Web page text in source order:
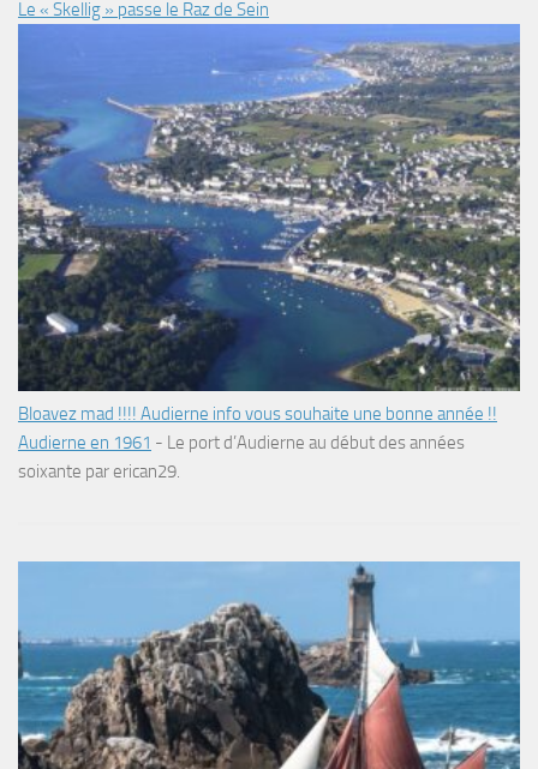
Le « Skellig » passe le Raz de Sein
Bloavez mad !!!! Audierne info vous souhaite une bonne année !!
Audierne en 1961 - Le port d’Audierne au début des années
soixante par erican29.